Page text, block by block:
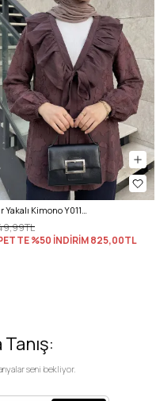
%50 İNDİRİM825,00TL
seni bekliyor.